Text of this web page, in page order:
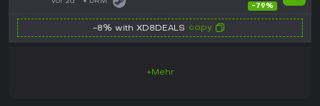
-79%
-8% with XD8DEALS copy
+Mehr